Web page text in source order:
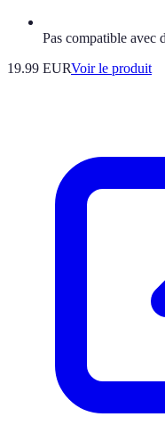
Pas compatible avec
19.99 EURVoir le produit